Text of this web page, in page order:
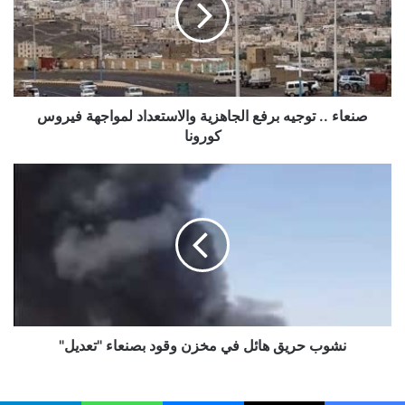
الجاهزية
والاستعداد
لمواجهة
فيروس
كورونا
صنعاء .. توجيه برفع الجاهزية والاستعداد لمواجهة فيروس
كورونا
نشوب حريق هائل في مخزن وقود بصنعاء "تعديل"